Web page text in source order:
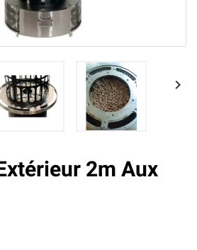

2m Aux